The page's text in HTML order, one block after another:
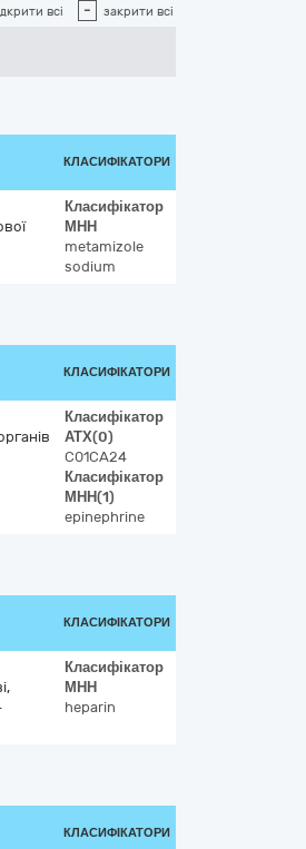
всі - закрити всі
КЛАСИФІКАТОРИ
Класифікатор
МНН
metamizole
sodium
КЛАСИФІКАТОРИ
Класифікатор
АТХ(0)
C01CA24
Класифікатор
МНН(1)
epinephrine
КЛАСИФІКАТОРИ
Класифікатор
МНН
heparin
КЛАСИФІКАТОРИ